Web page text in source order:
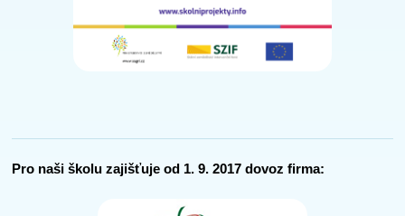
Pro naši školu zajišťuje od 1. 9. 2017 dovoz firma: